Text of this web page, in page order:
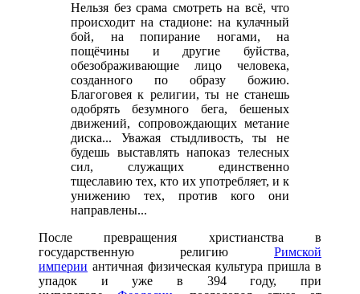
Нельзя без срама смотреть на всё, что
происходит на стадионе: на кулачный
бой, на попирание ногами, на
пощёчины и другие буйства,
обезображивающие лицо человека,
созданного по образу божию.
Благоговея к религии, ты не станешь
одобрять безумного бега, бешеных
движений, сопровождающих метание
диска... Уважая стыдливость, ты не
будешь выставлять напоказ телесных
сил, служащих единственно
тщеславию тех, кто их употребляет, и к
унижению тех, против кого они
направлены...
После превращения христианства в
государственную религию
Римской
империи античная физическая культура пришла в
упадок и уже в 394 году, при